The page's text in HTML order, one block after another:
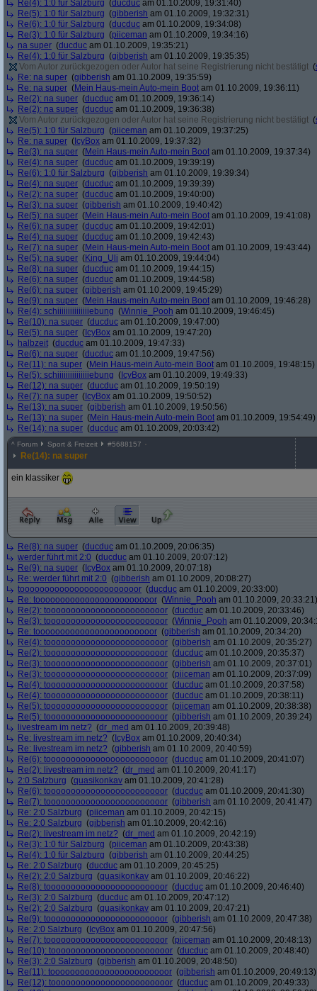
Re(4): 1:0 für Salzburg (ducduc am 01.10.2009, 19:31:40)
Re(5): 1:0 für Salzburg (gibberish am 01.10.2009, 19:32:31)
Re(6): 1:0 für Salzburg (ducduc am 01.10.2009, 19:34:08)
Re(3): 1:0 für Salzburg (piiceman am 01.10.2009, 19:34:16)
na super (ducduc am 01.10.2009, 19:35:21)
Re(4): 1:0 für Salzburg (gibberish am 01.10.2009, 19:35:35)
Vom Autor zurückgezogen oder Autor hat seine Registrierung nicht bestätigt (
Re: na super (gibberish am 01.10.2009, 19:35:59)
Re: na super (Mein Haus-mein Auto-mein Boot am 01.10.2009, 19:36:11)
Re(2): na super (ducduc am 01.10.2009, 19:36:14)
Re(2): na super (ducduc am 01.10.2009, 19:36:38)
Vom Autor zurückgezogen oder Autor hat seine Registrierung nicht bestätigt (
Re(5): 1:0 für Salzburg (piiceman am 01.10.2009, 19:37:25)
Re: na super ( IcyBox am 01.10.2009, 19:37:32)
Re(3): na super (Mein Haus-mein Auto-mein Boot am 01.10.2009, 19:37:34)
Re(4): na super (ducduc am 01.10.2009, 19:39:19)
Re(6): 1:0 für Salzburg (gibberish am 01.10.2009, 19:39:34)
Re(4): na super (ducduc am 01.10.2009, 19:39:39)
Re(2): na super (ducduc am 01.10.2009, 19:40:00)
Re(3): na super (gibberish am 01.10.2009, 19:40:42)
Re(5): na super (Mein Haus-mein Auto-mein Boot am 01.10.2009, 19:41:08)
Re(6): na super (ducduc am 01.10.2009, 19:42:01)
Re(4): na super (ducduc am 01.10.2009, 19:42:43)
Re(7): na super (Mein Haus-mein Auto-mein Boot am 01.10.2009, 19:43:44)
Re(5): na super (King_Uli am 01.10.2009, 19:44:04)
Re(8): na super (ducduc am 01.10.2009, 19:44:15)
Re(6): na super (ducduc am 01.10.2009, 19:44:58)
Re(6): na super (gibberish am 01.10.2009, 19:45:29)
Re(9): na super (Mein Haus-mein Auto-mein Boot am 01.10.2009, 19:46:28)
Re(4): schiiiiiiiiiiiiiiiebung (Winnie_Pooh am 01.10.2009, 19:46:45)
Re(10): na super (ducduc am 01.10.2009, 19:47:00)
Re(5): na super ( IcyBox am 01.10.2009, 19:47:20)
halbzeit (ducduc am 01.10.2009, 19:47:33)
Re(6): na super (ducduc am 01.10.2009, 19:47:56)
Re(11): na super (Mein Haus-mein Auto-mein Boot am 01.10.2009, 19:48:15)
Re(5): schiiiiiiiiiiiiiiiebung ( IcyBox am 01.10.2009, 19:49:33)
Re(12): na super (ducduc am 01.10.2009, 19:50:19)
Re(7): na super ( IcyBox am 01.10.2009, 19:50:52)
Re(13): na super (gibberish am 01.10.2009, 19:50:56)
Re(13): na super (Mein Haus-mein Auto-mein Boot am 01.10.2009, 19:54:49)
Re(14): na super (ducduc am 01.10.2009, 20:03:42)
^ Forum Sport & Freizeit #5688157
Re(14): na super
ein klassiker
Re(8): na super (ducduc am 01.10.2009, 20:06:35)
werder führt mit 2:0 (ducduc am 01.10.2009, 20:07:12)
Re(9): na super ( IcyBox am 01.10.2009, 20:07:18)
Re: werder führt mit 2:0 (gibberish am 01.10.2009, 20:08:27)
toooooooooooooooooooooooor (ducduc am 01.10.2009, 20:33:00)
Re: toooooooooooooooooooooooor (Winnie_Pooh am 01.10.2009, 20:33:21)
Re(2): toooooooooooooooooooooooor (ducduc am 01.10.2009, 20:33:46)
Re(3): toooooooooooooooooooooooor (Winnie_Pooh am 01.10.2009,
Re: toooooooooooooooooooooooor (gibberish am 01.10.2009, 20:34:20)
Re(4): toooooooooooooooooooooooor (gibberish am 01.10.2009, 20:35:27)
Re(2): toooooooooooooooooooooooor (ducduc am 01.10.2009, 20:35:37)
Re(3): toooooooooooooooooooooooor (gibberish am 01.10.2009, 20:37:01)
Re(3): toooooooooooooooooooooooor (piiceman am 01.10.2009, 20:37:09)
Re(4): toooooooooooooooooooooooor (ducduc am 01.10.2009, 20:37:58)
Re(4): toooooooooooooooooooooooor (ducduc am 01.10.2009, 20:38:11)
Re(5): toooooooooooooooooooooooor (piiceman am 01.10.2009, 20:38:38)
Re(5): toooooooooooooooooooooooor (gibberish am 01.10.2009, 20:39:24)
livestream im netz? (dr_med am 01.10.2009, 20:39:48)
Re: livestream im netz? ( IcyBox am 01.10.2009, 20:40:34)
Re: livestream im netz? (gibberish am 01.10.2009, 20:40:59)
Re(6): toooooooooooooooooooooooor (ducduc am 01.10.2009, 20:41:07)
Re(2): livestream im netz? (dr_med am 01.10.2009, 20:41:17)
2:0 Salzburg (quasikonkav am 01.10.2009, 20:41:28)
Re(6): toooooooooooooooooooooooor (ducduc am 01.10.2009, 20:41:30)
Re(7): toooooooooooooooooooooooor (gibberish am 01.10.2009, 20:41:47)
Re: 2:0 Salzburg (piiceman am 01.10.2009, 20:42:15)
Re: 2:0 Salzburg (gibberish am 01.10.2009, 20:42:16)
Re(2): livestream im netz? (dr_med am 01.10.2009, 20:42:19)
Re(3): 1:0 für Salzburg (piiceman am 01.10.2009, 20:43:38)
Re(4): 1:0 für Salzburg (gibberish am 01.10.2009, 20:44:25)
Re: 2:0 Salzburg (ducduc am 01.10.2009, 20:45:25)
Re(2): 2:0 Salzburg (quasikonkav am 01.10.2009, 20:46:22)
Re(8): toooooooooooooooooooooooor (ducduc am 01.10.2009, 20:46:40)
Re(3): 2:0 Salzburg (ducduc am 01.10.2009, 20:47:12)
Re(2): 2:0 Salzburg (quasikonkav am 01.10.2009, 20:47:21)
Re(9): toooooooooooooooooooooooor (gibberish am 01.10.2009, 20:47:38)
Re: 2:0 Salzburg ( IcyBox am 01.10.2009, 20:47:56)
Re(7): toooooooooooooooooooooooor (piiceman am 01.10.2009, 20:48:13)
Re(10): toooooooooooooooooooooooor (ducduc am 01.10.2009, 20:48:40)
Re(3): 2:0 Salzburg (gibberish am 01.10.2009, 20:48:50)
Re(11): toooooooooooooooooooooooor (gibberish am 01.10.2009, 20:49:13)
Re(12): toooooooooooooooooooooooor (ducduc am 01.10.2009, 20:49:33)